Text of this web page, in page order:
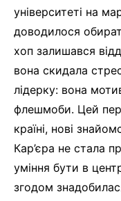
університеті на
доводилося
хоп залишався
вона скидала
лідерку: вона
флешмоби. Цей
країні, нові
Кар’єра не стала
уміння бути в
згодом